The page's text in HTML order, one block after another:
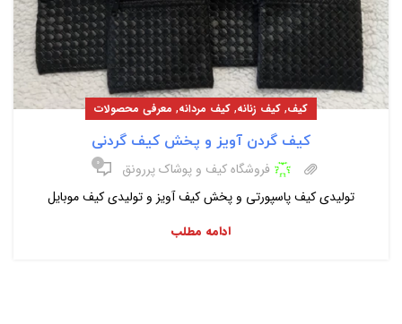
کیف, کیف زنانه, کیف مردانه, معرفی محصولات
کیف گردن آویز و پخش کیف گردنی
فروشگاه کیف و پوشاک پررونق ۰
تولیدی کیف پاسپورتی و پخش کیف آویز و تولیدی کیف موبایل
ادامه مطلب